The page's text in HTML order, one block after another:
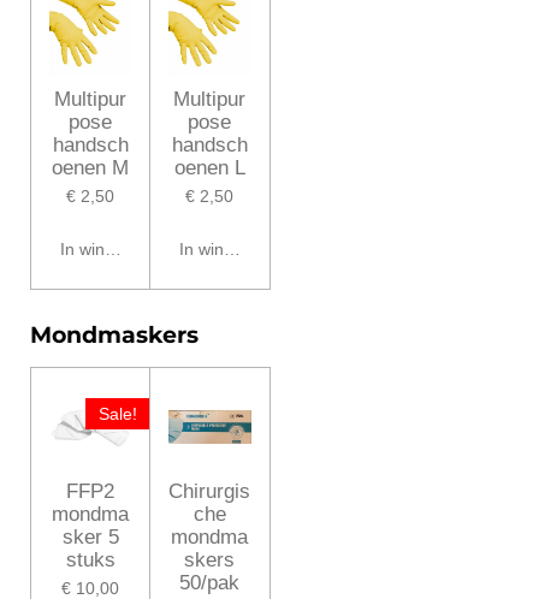
Multipur
pose
handsch
oenen M
€ 2,50
In winkelwagen
Multipur
pose
handsch
oenen L
€ 2,50
In winkelwagen
Mondmaskers
Sale!
FFP2
mondma
sker 5
stuks
€ 10,00
Chirurgis
che
mondma
skers
50/pak